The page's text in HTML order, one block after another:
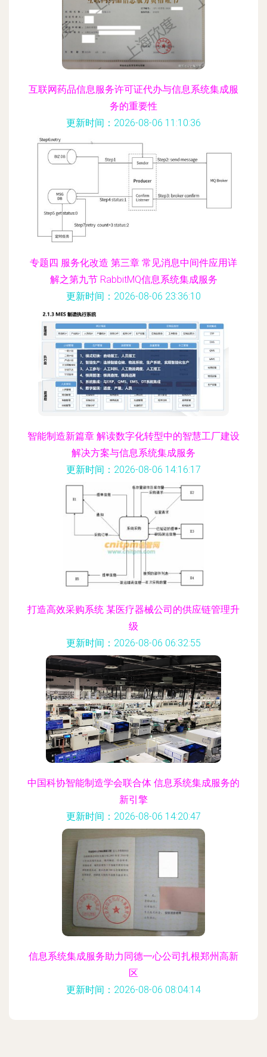
互联网药品信息服务许可证代办与信息系统集成服
务的重要性
更新时间：2026-08-06 11:10:36
专题四 服务化改造 第三章 常见消息中间件应用详
解之第九节 RabbitMQ信息系统集成服务
更新时间：2026-08-06 23:36:10
智能制造新篇章 解读数字化转型中的智慧工厂建设
解决方案与信息系统集成服务
更新时间：2026-08-06 14:16:17
打造高效采购系统 某医疗器械公司的供应链管理升
级
更新时间：2026-08-06 06:32:55
中国科协智能制造学会联合体 信息系统集成服务的
新引擎
更新时间：2026-08-06 14:20:47
信息系统集成服务助力同德一心公司扎根郑州高新
区
更新时间：2026-08-06 08:04:14